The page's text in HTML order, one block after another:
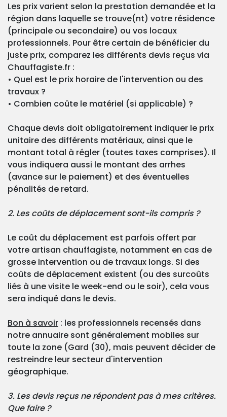
Les prix varient selon la prestation demandée et la
région dans laquelle se trouve(nt) votre résidence
(principale ou secondaire) ou vos locaux
professionnels. Pour être certain de bénéficier du
juste prix, comparez les différents devis reçus via
Chauffagiste.fr :
• Quel est le prix horaire de l'intervention ou des
travaux ?
• Combien coûte le matériel (si applicable) ?
Chaque devis doit obligatoirement indiquer le prix
unitaire des différents matériaux, ainsi que le
montant total à régler (toutes taxes comprises). Il
vous indiquera aussi le montant des arrhes
(avance sur le paiement) et des éventuelles
pénalités de retard.
2. Les coûts de déplacement sont-ils compris ?
Le coût du déplacement est parfois offert par
votre artisan chauffagiste, notamment en cas de
grosse intervention ou de travaux longs. Si des
coûts de déplacement existent (ou des surcoûts
liés à une visite le week-end ou le soir), cela vous
sera indiqué dans le devis.
Bon à savoir : les professionnels recensés dans
notre annuaire sont généralement mobiles sur
toute la zone (Gard (30), mais peuvent décider de
restreindre leur secteur d'intervention
géographique.
3. Les devis reçus ne répondent pas à mes critères.
Que faire ?